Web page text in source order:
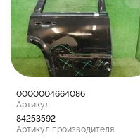
0000004664086
Артикул
84253592
Артикул производителя